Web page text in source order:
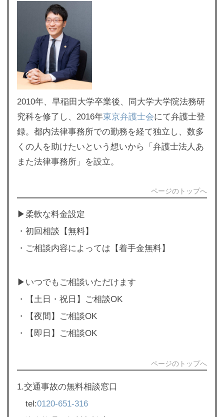
2010年、早稲田大学卒業後、同大学大学院法務研
究科を修了し、2016年東京弁護士会にて弁護士登
録。都内法律事務所での勤務を経て独立し、数多
くの人を助けたいという想いから「弁護士法人あ
また法律事務所」を設立。
ページのトップへ
▶︎柔軟な料金設定
・初回相談【無料】
・ご相談内容によっては【着手金無料】
▶︎いつでもご相談いただけます
・【土日・祝日】ご相談OK
・【夜間】ご相談OK
・【即日】ご相談OK
ページのトップへ
1.交通事故の無料相談窓口
tel:0120-651-316